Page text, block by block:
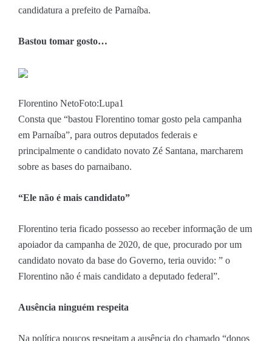
candidatura a prefeito de Parnaíba.
Bastou tomar gosto…
Florentino NetoFoto:Lupa1
Consta que “bastou Florentino tomar gosto pela campanha
em Parnaíba”, para outros deputados federais e
principalmente o candidato novato Zé Santana, marcharem
sobre as bases do parnaibano.
“Ele não é mais candidato”
Florentino teria ficado possesso ao receber informação de um
apoiador da campanha de 2020, de que, procurado por um
candidato novato da base do Governo, teria ouvido: ” o
Florentino não é mais candidato a deputado federal”.
Ausência ninguém respeita
Na política poucos respeitam a ausência do chamado “donos